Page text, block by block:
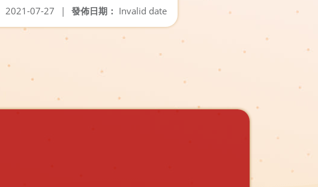
發佈日期： Invalid date
2021-07-27 |